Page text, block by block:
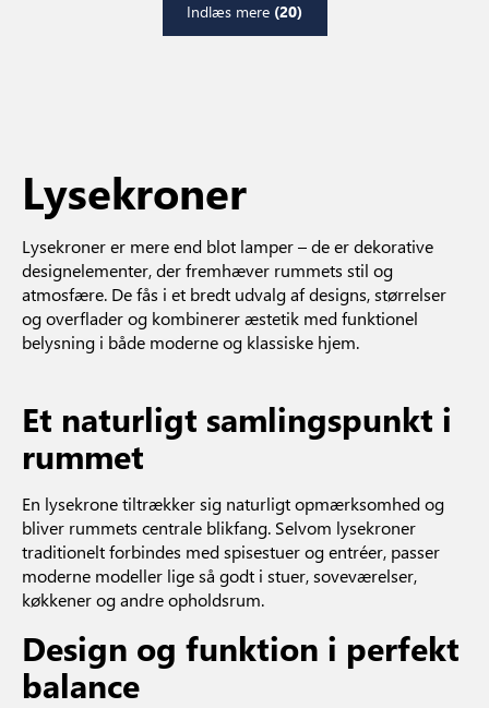
Indlæs mere (20)
Lysekroner
Lysekroner er mere end blot lamper – de er dekorative
designelementer, der fremhæver rummets stil og
atmosfære. De fås i et bredt udvalg af designs, størrelser
og overflader og kombinerer æstetik med funktionel
belysning i både moderne og klassiske hjem.
Et naturligt samlingspunkt i
rummet
En lysekrone tiltrækker sig naturligt opmærksomhed og
bliver rummets centrale blikfang. Selvom lysekroner
traditionelt forbindes med spisestuer og entréer, passer
moderne modeller lige så godt i stuer, soveværelser,
køkkener og andre opholdsrum.
Design og funktion i perfekt
balance